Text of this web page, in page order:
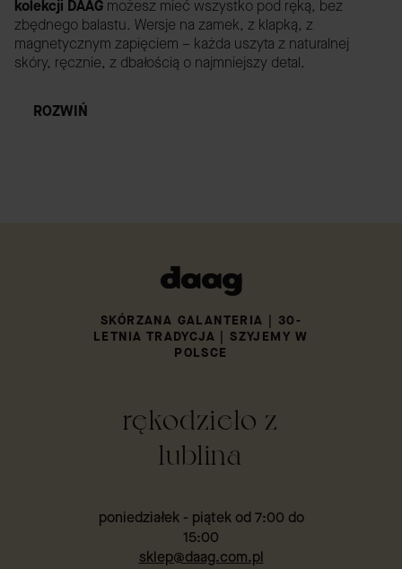
kolekcji DAAG możesz mieć wszystko pod ręką, bez
zbędnego balastu. Wersje na zamek, z klapką, z
magnetycznym zapięciem – każda uszyta z naturalnej
skóry, ręcznie, z dbałością o najmniejszy detal.
ROZWIŃ
SKÓRZANA GALANTERIA | 30-
LETNIA TRADYCJA | SZYJEMY W
POLSCE
rękodzieło z
lublina
poniedziałek - piątek od 7:00 do
15:00
sklep@daag.com.pl